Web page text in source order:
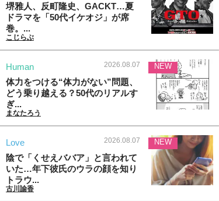
堺雅人、反町隆史、GACKT…夏
ドラマを「50代イケオジ」が席
巻。...
こじらぶ
Human 2026.08.07
体力をつける“体力がない”問題、
どう乗り越える？50代のリアルす
ぎ...
まなたろう
NEW
Love 2026.08.07
陰で「くせえババア」と言われて
いた…年下彼氏のウラの顔を知り
トラウ...
古川諭香
NEW